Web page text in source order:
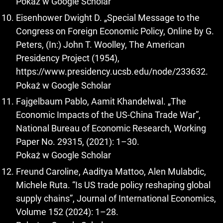
Eisenhower Dwight D. „Special Message to the
Congress on Foreign Economic Policy, Online by G.
Peters, (In:) John T. Woolley, The American
Presidency Project (1954),
https://www.presidency.ucsb.edu/node/233632.
Pokaż w Google Scholar
Fajgelbaum Pablo, Aamit Khandelwal. „The
Economic Impacts of the US-China Trade War”,
National Bureau of Economic Research, Working
Paper No. 29315, (2021): 1–30.
Pokaż w Google Scholar
Freund Caroline, Aaditya Mattoo, Alen Mulabdic,
Michele Ruta. “Is US trade policy reshaping global
supply chains”, Journal of International Economics,
Volume 152 (2024): 1–28.